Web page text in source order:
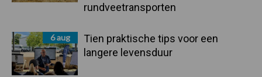
rundveetransporten
6 aug
Tien praktische tips voor een
langere levensduur